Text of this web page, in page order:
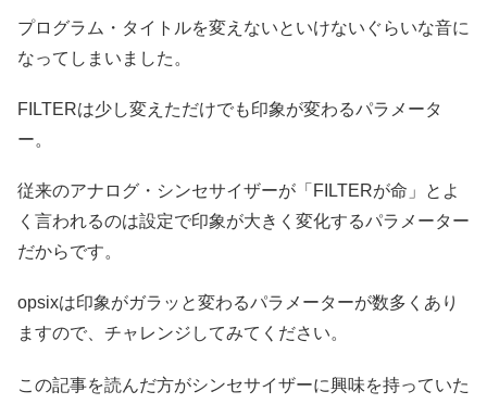
プログラム・タイトルを変えないといけないぐらいな音に
なってしまいました。
FILTERは少し変えただけでも印象が変わるパラメータ
ー。
従来のアナログ・シンセサイザーが「FILTERが命」とよ
く言われるのは設定で印象が大きく変化するパラメーター
だからです。
opsixは印象がガラッと変わるパラメーターが数多くあり
ますので、チャレンジしてみてください。
この記事を読んだ方がシンセサイザーに興味を持っていた